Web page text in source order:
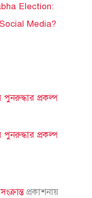
Election:
Media?
প্রকল্প
প্রকল্প
প্রকাশনায়